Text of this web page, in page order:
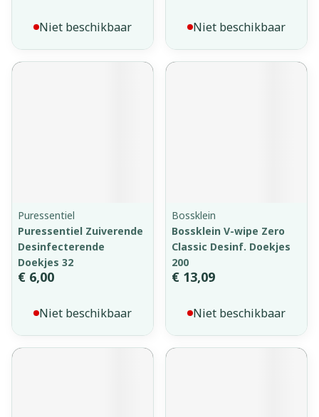
Niet beschikbaar Niet beschikbaar
Puressentiel
Puressentiel Zuiverende
Desinfecterende
Doekjes 32
€ 6,00
Niet beschikbaar
Bossklein
Bossklein V-wipe Zero
Classic Desinf. Doekjes
200
€ 13,09
Niet beschikbaar